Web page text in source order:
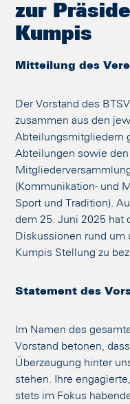
zur
Kumpis
Mitteilung des
Der Vorstand des
zusammen aus den
Abteilungsmitgliedern
Abteilungen sowie
(Kommunikation- und
Sport und Tradition).
dem 25. Juni 2025 hat
Diskussionen rund um
Kumpis Stellung zu
Statement des
Im Namen des
Vorstand betonen,
Überzeugung hinter
stehen. Ihre
stets im Fokus